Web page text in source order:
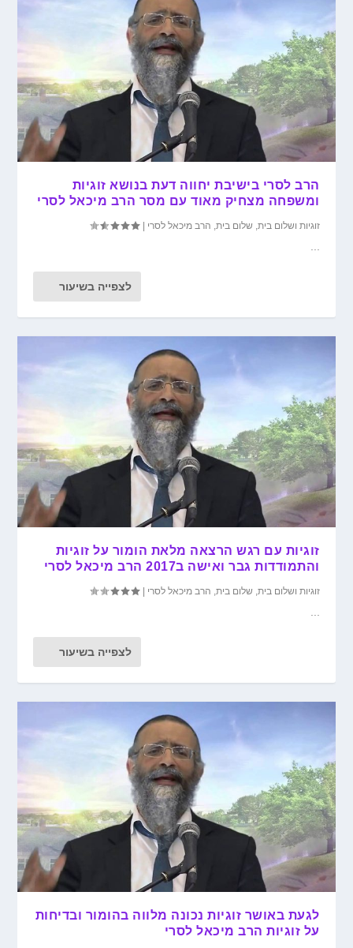
הרב לסרי בישיבת יחווה דעת בנושא זוגיות
ומשפחה מצחיק מאוד עם מסר הרב מיכאל לסרי
זוגיות ושלום בית ,שלום בית הרב מיכאל לסרי |
לצפייה בשיעור
זוגיות עם רגש הרצאה מלאת הומור על זוגיות
והתמודדות גבר ואישה ב2017 הרב מיכאל לסרי
זוגיות ושלום בית ,שלום בית הרב מיכאל לסרי |
לצפייה בשיעור
לגעת באושר זוגיות נכונה מלווה בהומור ובדיחות
על זוגיות הרב מיכאל לסרי